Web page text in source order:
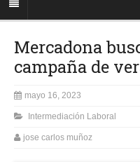
Mercadona
campaña de
mayo 16, 2023
Intermediación Laboral
jose carlos muñoz